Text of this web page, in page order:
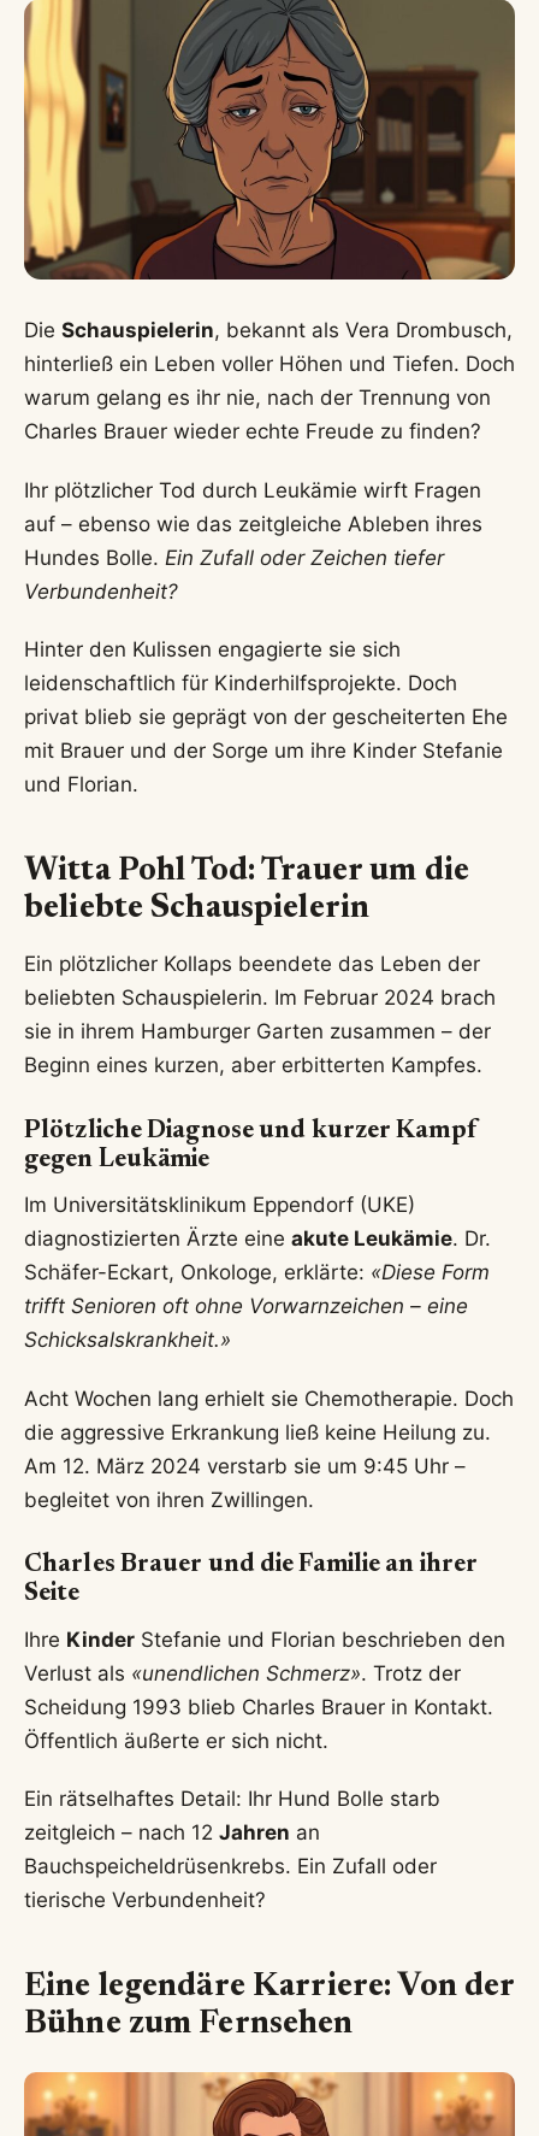
Die Schauspielerin, bekannt als Vera Drombusch,
hinterließ ein Leben voller Höhen und Tiefen. Doch
warum gelang es ihr nie, nach der Trennung von
Charles Brauer wieder echte Freude zu finden?
Ihr plötzlicher Tod durch Leukämie wirft Fragen
auf – ebenso wie das zeitgleiche Ableben ihres
Hundes Bolle. Ein Zufall oder Zeichen tiefer
Verbundenheit?
Hinter den Kulissen engagierte sie sich
leidenschaftlich für Kinderhilfsprojekte. Doch
privat blieb sie geprägt von der gescheiterten Ehe
mit Brauer und der Sorge um ihre Kinder Stefanie
und Florian.
Witta Pohl Tod: Trauer um die
beliebte Schauspielerin
Ein plötzlicher Kollaps beendete das Leben der
beliebten Schauspielerin. Im Februar 2024 brach
sie in ihrem Hamburger Garten zusammen – der
Beginn eines kurzen, aber erbitterten Kampfes.
Plötzliche Diagnose und kurzer Kampf
gegen Leukämie
Im Universitätsklinikum Eppendorf (UKE)
diagnostizierten Ärzte eine akute Leukämie. Dr.
Schäfer-Eckart, Onkologe, erklärte: «Diese Form
trifft Senioren oft ohne Vorwarnzeichen – eine
Schicksalskrankheit.»
Acht Wochen lang erhielt sie Chemotherapie. Doch
die aggressive Erkrankung ließ keine Heilung zu.
Am 12. März 2024 verstarb sie um 9:45 Uhr –
begleitet von ihren Zwillingen.
Charles Brauer und die Familie an ihrer
Seite
Ihre Kinder Stefanie und Florian beschrieben den
Verlust als «unendlichen Schmerz». Trotz der
Scheidung 1993 blieb Charles Brauer in Kontakt.
Öffentlich äußerte er sich nicht.
Ein rätselhaftes Detail: Ihr Hund Bolle starb
zeitgleich – nach 12 Jahren an
Bauchspeicheldrüsenkrebs. Ein Zufall oder
tierische Verbundenheit?
Eine legendäre Karriere: Von der
Bühne zum Fernsehen